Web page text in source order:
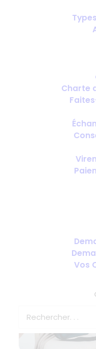
Charte
Vos
Voyages
médical :
votre départ ?